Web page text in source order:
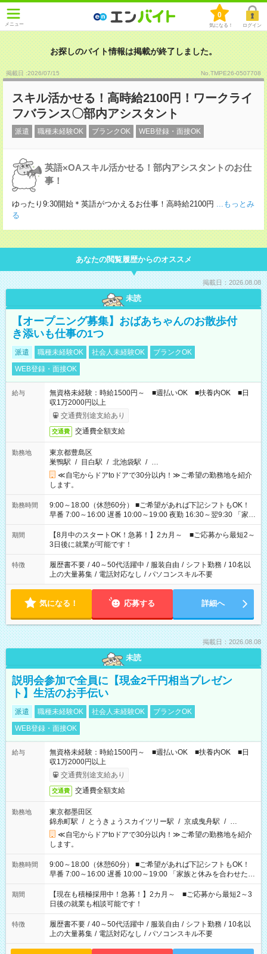
メニュー
0
気になる！ ログイン
お探しのバイト情報は掲載が終了しました。
掲載日 :2026/07/15 No.TMPE26-0507708
スキル活かせる！高時給2100円！ワークライ
フバランス〇部内アシスタント
派遣 職種未経験OK ブランクOK WEB登録・面接OK
英語×OAスキル活かせる！部内アシスタントのお仕
事！
ゆったり9:30開始＊英語がつかえるお仕事！高時給2100円 ...もっとみ
る
あなたの閲覧履歴からのオススメ
掲載日：2026.08.08
未読
【オープニング募集】おばあちゃんのお散歩付
き添いも仕事の1つ
派遣 職種未経験OK 社会人未経験OK
ブランクOK
WEB登録・面接OK
給与
無資格未経験：時給1500円～ ■週払いOK ■扶養内OK ■日
収1万2000円以上
交通費別途支給あり
交通費 交通費全額支給
勤務地
東京都豊島区
巣鴨駅 / 目白駅 / 北池袋駅 / …
≪自宅からドアtoドアで30分以内！≫ご希望の勤務地を紹介
します。
勤務時間
9:00～18:00（休憩60分） ■ご希望があれば下記シフトもOK！
早番 7:00～16:00 遅番 10:00～19:00 夜勤 16:30～翌9:30 「家族
と休みを合わせたい」 「余裕を持って夕飯の準備がしたい」
「できれば残業はしたくない」 など、ご希望を教えてください
ね。 ※Wワーク希望の方へ 今ご覧のお仕事で希望する勤務時間
と、もう1つのお仕事の勤務時間。 合計で週40時間を超える場
合は応募できません。
期間
【8月中のスタートOK！急募！】2カ月～ ■ご応募から最短2～
3日後に就業が可能です！
特徴 履歴書不要 / 40～50代活躍中 / 服装自由 / シフト勤務 / 10名以
上の大量募集 / 電話対応なし / パソコンスキル不要
気になる！ 応募する 詳細へ
掲載日：2026.08.08
未読
説明会参加で全員に【現金2千円相当プレゼン
ト】生活のお手伝い
派遣 職種未経験OK 社会人未経験OK
ブランクOK
WEB登録・面接OK
給与
無資格未経験：時給1500円～ ■週払いOK ■扶養内OK ■日
収1万2000円以上
交通費別途支給あり
交通費 交通費全額支給
勤務地
東京都墨田区
錦糸町駅 / とうきょうスカイツリー駅 / 京成曳舟駅 / …
≪自宅からドアtoドアで30分以内！≫ご希望の勤務地を紹介
します。
勤務時間
9:00～18:00（休憩60分） ■ご希望があれば下記シフトもOK！
早番 7:00～16:00 遅番 10:00～19:00 「家族と休みを合わせた
い」 「余裕を持って夕飯の準備がしたい」 「できれば残業はし
たくない」 など、ご希望を教えてくださいね。 ※Wワーク希望
の方へ 今ご覧のお仕事で希望する勤務時間と、もう1つのお仕事
の勤務時間。 合計で週40時間を超える場合は応募できません。
期間
【現在も積極採用中！急募！】2カ月～ ■ご応募から最短2～3
日後の就業も相談可能です！
特徴 履歴書不要 / 40～50代活躍中 / 服装自由 / シフト勤務 / 10名以
上の大量募集 / 電話対応なし / パソコンスキル不要